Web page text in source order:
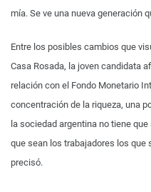
mía. Se ve una nueva generación
Entre los posibles cambios que
Casa Rosada, la joven candidata
relación con el Fondo Monetario
concentración de la riqueza, una
la sociedad argentina no tiene
que sean los trabajadores los que
precisó.